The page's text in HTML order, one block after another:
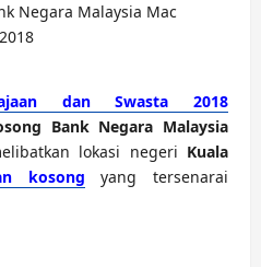
Negara Malaysia Mac
2018
dan Swasta 2018
Bank Negara Malaysia
lokasi negeri Kuala
kosong yang tersenarai